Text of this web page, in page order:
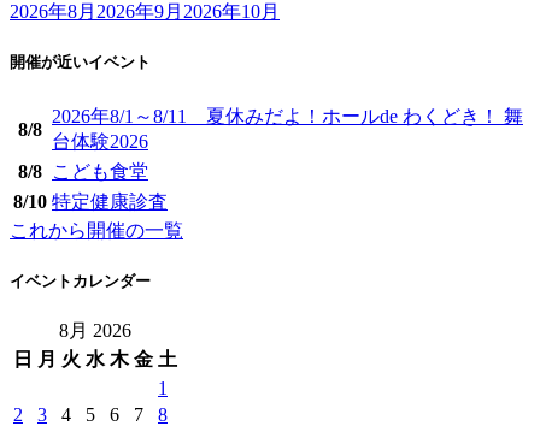
2026年8月 2026年9月 2026年10月
開催が近いイベント
8/8
2026年8/1～8/11 夏休みだよ！ホールde わくどき！ 舞
台体験2026
8/8 こども食堂
8/10 特定健康診査
これから開催の一覧
イベントカレンダー
8月 2026
日
月 火 水 木 金 土
1
2
3 4 5 6 7
8